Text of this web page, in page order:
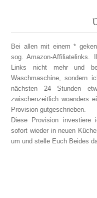
Bei allen mit einem *
sog. Amazon-Affiliatelinks.
Links nicht mehr und
Waschmaschine, sondern
nächsten 24 Stunden
zwischenzeitlich woanders
Provision gutgeschrieben.
Diese Provision investiere
sofort wieder in neuen
um und stelle Euch Beides